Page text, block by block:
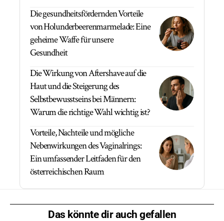
Die gesundheitsfördernden Vorteile
von Holunderbeerenmarmelade: Eine
geheime Waffe für unsere
Gesundheit
Die Wirkung von Aftershave auf die
Haut und die Steigerung des
Selbstbewusstseins bei Männern:
Warum die richtige Wahl wichtig ist?
Vorteile, Nachteile und mögliche
Nebenwirkungen des Vaginalrings:
Ein umfassender Leitfaden für den
österreichischen Raum
Das könnte dir auch gefallen